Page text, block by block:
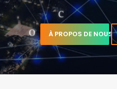
e
À PROPOS DE NOUS